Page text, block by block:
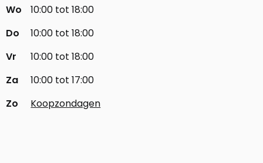
Wo
10:00 tot 18:00
Do
10:00 tot 18:00
Vr
10:00 tot 18:00
Za
10:00 tot 17:00
Zo
Koopzondagen